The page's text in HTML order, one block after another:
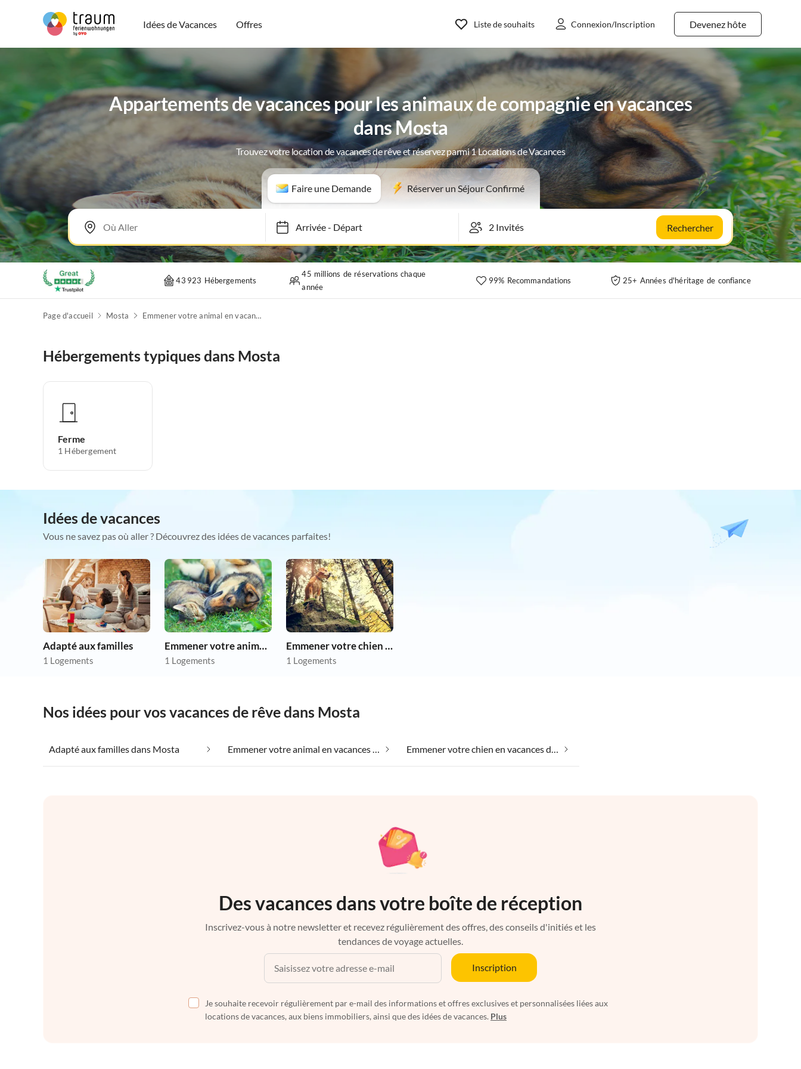
Idées de Vacances Offres Devenez hôte
Liste de souhaits Connexion/Inscription
Appartements de vacances pour les animaux de compagnie en vacances
dans Mosta
Trouvez votre location de vacances de rêve et réservez parmi 1 Locations de Vacances
Faire une Demande Réserver un Séjour Confirmé
Arrivée-Départ Rechercher
43 923 Hébergements
45 millions de réservations chaque
année
99% Recommandations 25+ Années d'héritage de confiance
Page d'accueil Mosta Emmener votre animal en vacances
Hébergements typiques dans Mosta
Ferme
1 Hébergement
Idées de vacances
Vous ne savez pas où aller ? Découvrez des idées de vacances parfaites!
Adapté aux familles
1 Logements
Emmener votre animal en vacances
1 Logements
Emmener votre chien en vacances
1 Logements
Nos idées pour vos vacances de rêve dans Mosta
Adapté aux familles dans Mosta Emmener votre animal en vacances dans Mosta Emmener votre chien en vacances dans Mosta
Des vacances dans votre boîte de réception
Inscrivez-vous à notre newsletter et recevez régulièrement des offres, des conseils d'initiés et les
tendances de voyage actuelles.
Inscription
Je souhaite recevoir régulièrement par e-mail des informations et offres exclusives et personnalisées liées aux
locations de vacances, aux biens immobiliers, ainsi que des idées de vacances. Plus